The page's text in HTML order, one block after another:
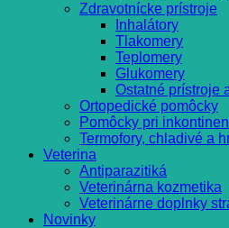
Zdravotnícke prístroje
Inhalátory
Tlakomery
Teplomery
Glukomery
Ostatné prístroje
Ortopedické pomôcky
Pomôcky pri
Termofory, chladivé a
Veterina
Antiparazitiká
Veterinárna kozmetika
Veterinárne doplnky
Novinky